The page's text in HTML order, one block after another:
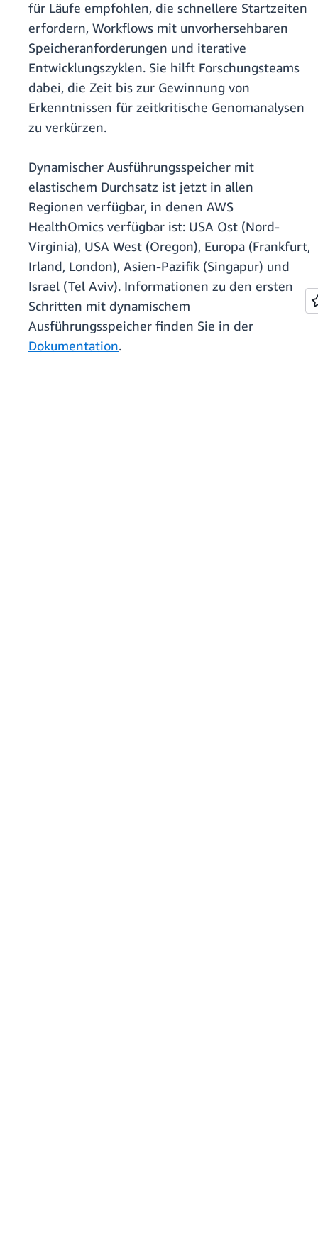
für Läufe empfohlen, die schnellere Startzeiten
erfordern, Workflows mit unvorhersehbaren
Speicheranforderungen und iterative
Entwicklungszyklen. Sie hilft Forschungsteams
dabei, die Zeit bis zur Gewinnung von
Erkenntnissen für zeitkritische Genomanalysen
zu verkürzen.
Dynamischer Ausführungsspeicher mit
elastischem Durchsatz ist jetzt in allen
Regionen verfügbar, in denen AWS
HealthOmics verfügbar ist: USA Ost (Nord-
Virginia), USA West (Oregon), Europa (Frankfurt,
Irland, London), Asien-Pazifik (Singapur) und
Israel (Tel Aviv). Informationen zu den ersten
Schritten mit dynamischem
Ausführungsspeicher finden Sie in der
Dokumentation.